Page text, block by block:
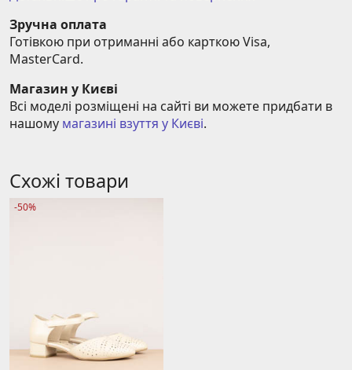
Зручна оплата
Готівкою при отриманні або карткою Visa,
MasterCard.
Магазин у Києві
Всі моделі розміщені на сайті ви можете придбати в
нашому магазині взуття у Києві.
Схожі товари
-50%